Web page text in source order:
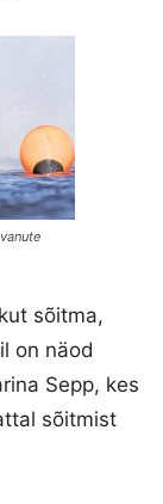
sõitma,
on näod
Sepp, kes
sõitmist